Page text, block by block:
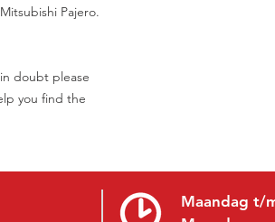
Pajero.
doubt please
you find the
Maandag t/